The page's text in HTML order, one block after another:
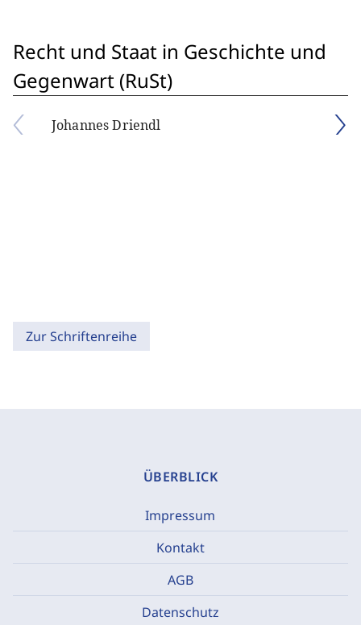
Recht und Staat in Geschichte und
Gegenwart (RuSt)
Johannes Driendl
Zur Schriftenreihe
ÜBERBLICK
Impressum
Kontakt
AGB
Datenschutz